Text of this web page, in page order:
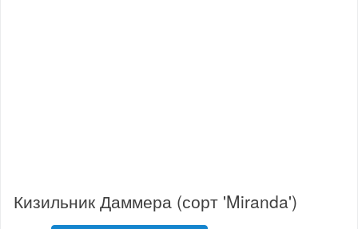
Кизильник Даммера (сорт 'Miranda')